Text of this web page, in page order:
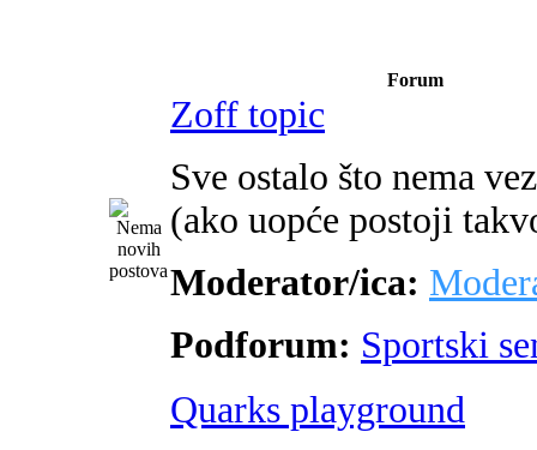
Forum
Zoff topic
Sve ostalo što nema
(ako uopće postoji
Moderator/ica:
Podforum: Sportski
Quarks playground